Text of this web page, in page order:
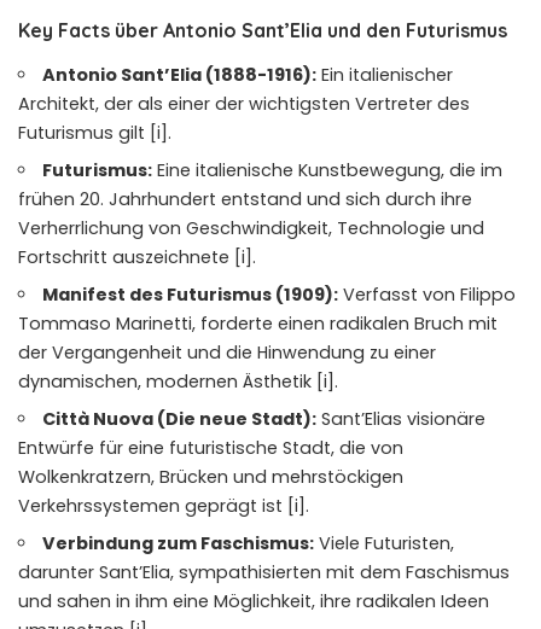
Key Facts über Antonio Sant’Elia und den Futurismus
Antonio Sant’Elia (1888-1916): Ein italienischer
Architekt, der als einer der wichtigsten Vertreter des
Futurismus gilt [i].
Futurismus: Eine italienische Kunstbewegung, die im
frühen 20. Jahrhundert entstand und sich durch ihre
Verherrlichung von Geschwindigkeit, Technologie und
Fortschritt auszeichnete [i].
Manifest des Futurismus (1909): Verfasst von Filippo
Tommaso Marinetti, forderte einen radikalen Bruch mit
der Vergangenheit und die Hinwendung zu einer
dynamischen, modernen Ästhetik [i].
Città Nuova (Die neue Stadt): Sant’Elias visionäre
Entwürfe für eine futuristische Stadt, die von
Wolkenkratzern, Brücken und mehrstöckigen
Verkehrssystemen geprägt ist [i].
Verbindung zum Faschismus: Viele Futuristen,
darunter Sant’Elia, sympathisierten mit dem Faschismus
und sahen in ihm eine Möglichkeit, ihre radikalen Ideen